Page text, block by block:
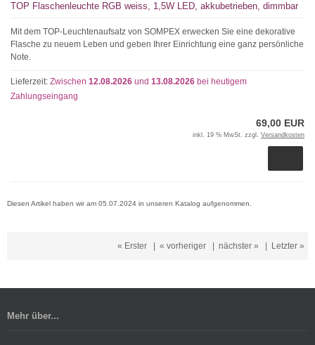
TOP Flaschenleuchte RGB weiss, 1,5W LED, akkubetrieben, dimmbar
Mit dem TOP-Leuchtenaufsatz von SOMPEX erwecken Sie eine dekorative
Flasche zu neuem Leben und geben Ihrer Einrichtung eine ganz persönliche
Note.
Lieferzeit: Zwischen 12.08.2026 und 13.08.2026 bei heutigem
Zahlungseingang
69,00 EUR
inkl. 19 % MwSt. zzgl. Versandkosten
Diesen Artikel haben wir am 05.07.2024 in unseren Katalog aufgenommen.
« Erster « vorheriger nächster » Letzter »
Mehr über...